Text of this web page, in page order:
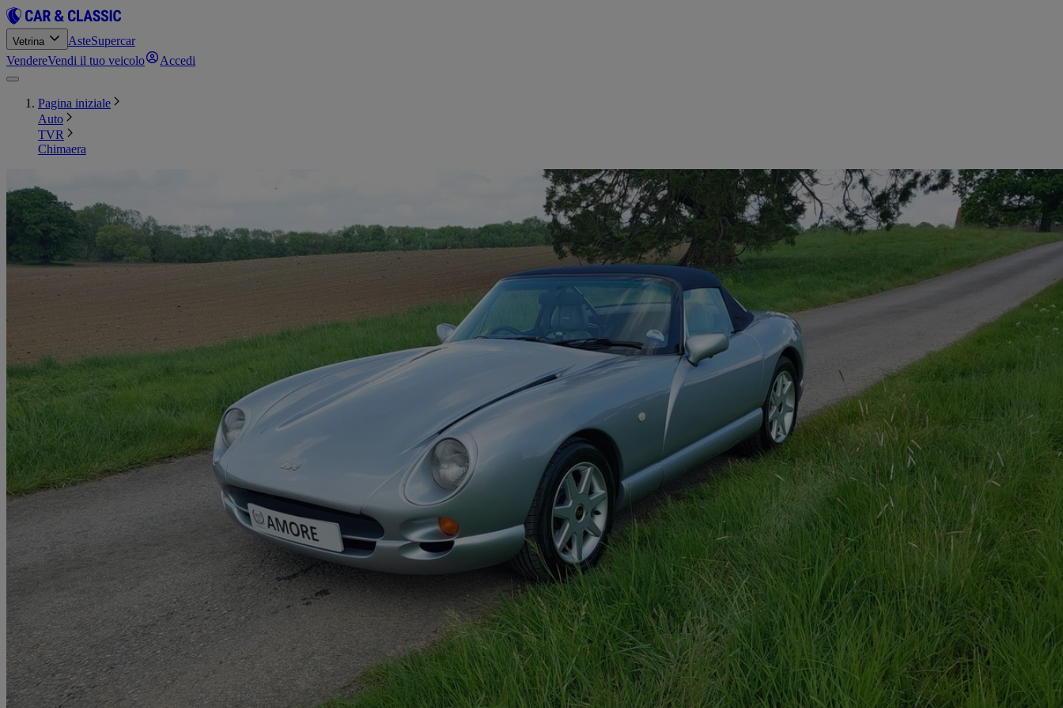
Vetrina AsteSupercar
VendereVendi il tuo veicolo Accedi
Pagina iniziale
Auto
TVR
Chimaera